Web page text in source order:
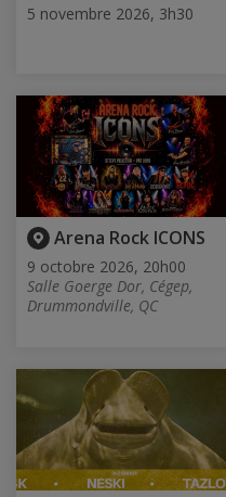
5 novembre 2026, 3h30
Arena Rock ICONS
9 octobre 2026, 20h00
Salle Goerge Dor, Cégep,
Drummondville, QC